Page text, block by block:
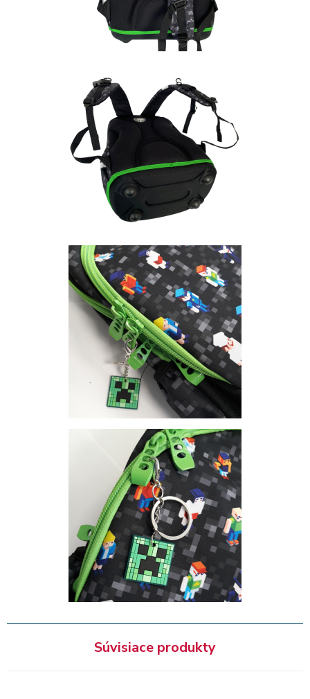
Súvisiace produkty